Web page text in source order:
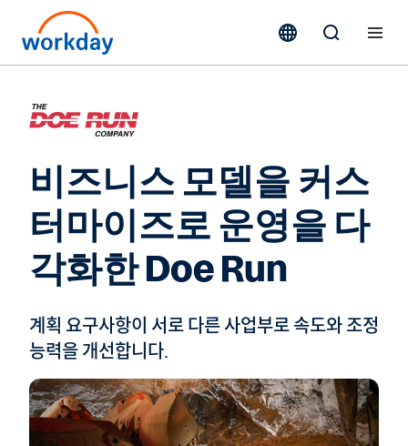
비즈니스 모델을 커스
터마이즈로 운영을 다
각화한 Doe Run
계획 요구사항이 서로 다른 사업부로 속도와 조정
능력을 개선합니다.